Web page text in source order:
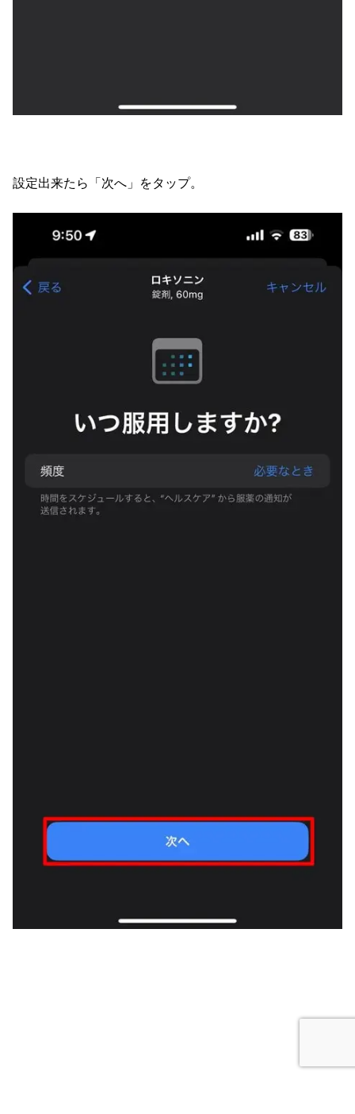
設定出来たら「次へ」をタップ。